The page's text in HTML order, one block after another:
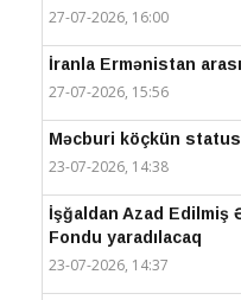
27-07-2026, 16:00
İranla Ermənistan
27-07-2026, 15:56
Məcburi köçkün
23-07-2026, 14:38
İşğaldan Azad Edilmiş
Fondu yaradılacaq
23-07-2026, 14:37